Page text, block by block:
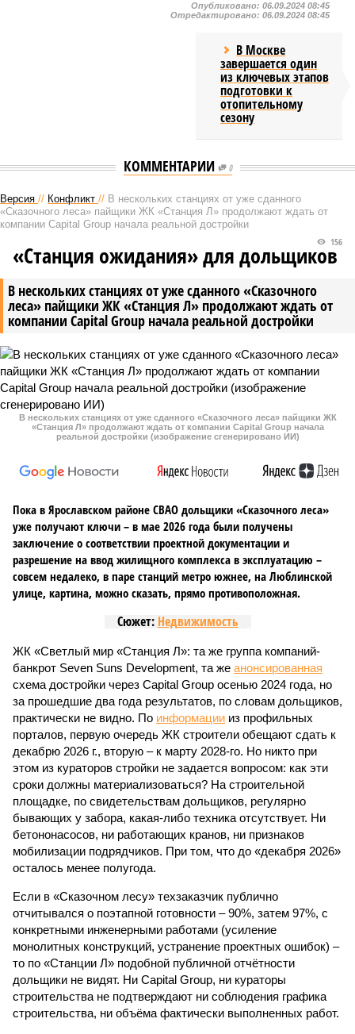
Опубликовано: 06.09.2024 08:45
Отредактировано: 06.09.2024 08:45
В Москве
завершается один
из ключевых этапов
подготовки к
отопительному
сезону
КОММЕНТАРИИ 0
Версия // Конфликт // В нескольких станциях от уже сданного
«Сказочного леса» пайщики ЖК «Станция Л» продолжают ждать от
компании Capital Group начала реальной достройки
В нескольких станциях от уже сданного «Сказочного
леса» пайщики ЖК «Станция Л» продолжают ждать от
компании Capital Group начала реальной достройки
156
«Станция ожидания» для дольщиков
В нескольких станциях от уже сданного «Сказочного леса» пайщики ЖК
«Станция Л» продолжают ждать от компании Capital Group начала
реальной достройки (изображение сгенерировано ИИ)
Пока в Ярославском районе СВАО дольщики «Сказочного леса»
уже получают ключи – в мае 2026 года были получены
заключение о соответствии проектной документации и
разрешение на ввод жилищного комплекса в эксплуатацию –
совсем недалеко, в паре станций метро южнее, на Люблинской
улице, картина, можно сказать, прямо противоположная.
Сюжет: Недвижимость
ЖК «Светлый мир «Станция Л»: та же группа компаний-
банкрот Seven Suns Development, та же анонсированная
схема достройки через Capital Group осенью 2024 года, но
за прошедшие два года результатов, по словам дольщиков,
практически не видно. По информации из профильных
порталов, первую очередь ЖК строители обещают сдать к
декабрю 2026 г., вторую – к марту 2028-го. Но никто при
этом из кураторов стройки не задается вопросом: как эти
сроки должны материализоваться? На строительной
площадке, по свидетельствам дольщиков, регулярно
бывающих у забора, какая-либо техника отсутствует. Ни
бетононасосов, ни работающих кранов, ни признаков
мобилизации подрядчиков. При том, что до «декабря 2026»
осталось менее полугода.
Если в «Сказочном лесу» техзаказчик публично
отчитывался о поэтапной готовности – 90%, затем 97%, с
конкретными инженерными работами (усиление
монолитных конструкций, устранение проектных ошибок) –
то по «Станции Л» подобной публичной отчётности
дольщики не видят. Ни Capital Group, ни кураторы
строительства не подтверждают ни соблюдения графика
строительства, ни объёма фактически выполненных работ.